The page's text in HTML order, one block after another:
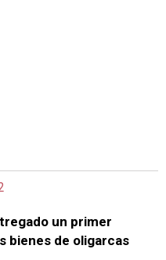
un primer
bienes de oligarcas